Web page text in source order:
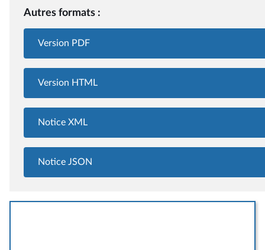
Autres formats :
Version PDF
Version HTML
Notice XML
Notice JSON